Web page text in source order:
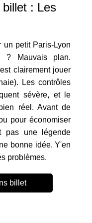
: Les
petit Paris-Lyon
Mauvais plan.
clairement jouer
Les contrôles
sévère, et le
réel. Avant de
pour économiser
pas une légende
bonne idée. Y'en
problèmes.
billet